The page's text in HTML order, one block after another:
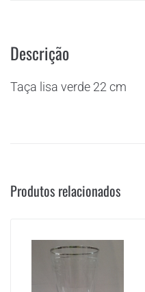
Descrição
Taça lisa verde 22 cm
Produtos relacionados